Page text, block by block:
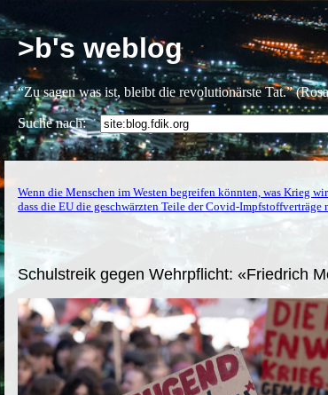
>b's weblog
“Zu sagen was ist, bleibt die revolutionärste Tat.”
Suche nach:
Wenn die Menschen im Westen begreifen könnten, was Krieg
dass die EU die geschwärzten Teile der Covid-
Schulstreik gegen Wehrpflicht: «Friedrich